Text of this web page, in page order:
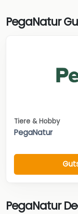
PegaNatur
Tiere & Hobby
PegaNatur
PegaNatur